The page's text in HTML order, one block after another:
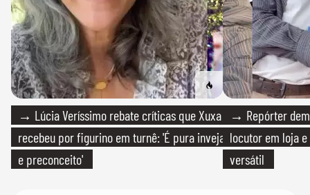
→ Lúcia Veríssimo rebate críticas que Xuxa
recebeu por figurino em turnê: 'É pura inveja
e preconceito'
→ Repórter
locutor em loja
versátil